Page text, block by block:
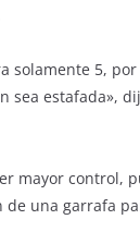
solamente 5,
sea estafada»,
mayor control,
de una garrafa